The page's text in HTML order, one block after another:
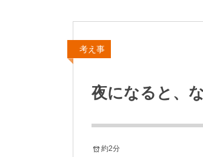
考え事
夜になると、
約2分